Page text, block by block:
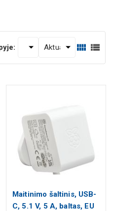
Maitinimo šaltinis, USB-
C, 5.1 V, 5 A, baltas, EU